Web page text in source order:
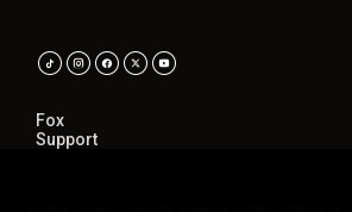
Fox
Support